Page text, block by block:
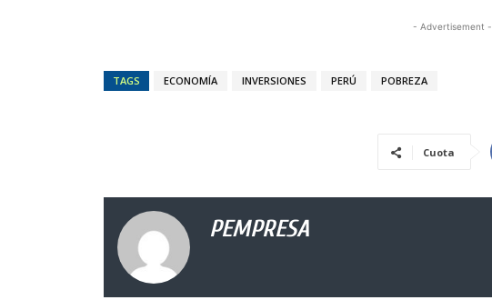
- Advertisement -
TAGS ECONOMÍA INVERSIONES PERÚ POBREZA
Cuota
PEMPRESA